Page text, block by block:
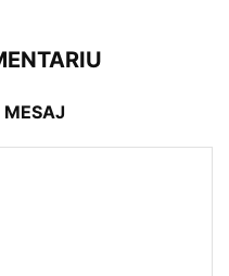
MESAJ